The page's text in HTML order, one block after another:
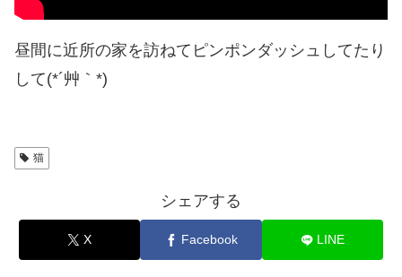
昼間に近所の家を訪ねてピンポンダッシュしてたり
して(*´艸｀*)
猫
シェアする
X Facebook LINE